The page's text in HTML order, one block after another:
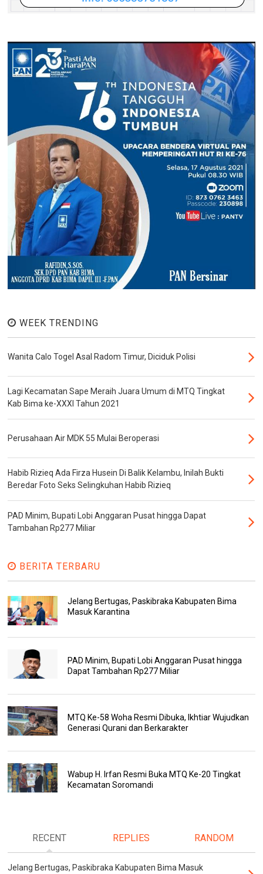
WEEK TRENDING
Wanita Calo Togel Asal Radom Timur, Diciduk Polisi
Lagi Kecamatan Sape Meraih Juara Umum di MTQ Tingkat
Kab Bima ke-XXXI Tahun 2021
Perusahaan Air MDK 55 Mulai Beroperasi
Habib Rizieq Ada Firza Husein Di Balik Kelambu, Inilah Bukti
Beredar Foto Seks Selingkuhan Habib Rizieq
PAD Minim, Bupati Lobi Anggaran Pusat hingga Dapat
Tambahan Rp277 Miliar
BERITA TERBARU
Jelang Bertugas, Paskibraka Kabupaten Bima
Masuk Karantina
PAD Minim, Bupati Lobi Anggaran Pusat hingga
Dapat Tambahan Rp277 Miliar
MTQ Ke-58 Woha Resmi Dibuka, Ikhtiar Wujudkan
Generasi Qurani dan Berkarakter
Wabup H. Irfan Resmi Buka MTQ Ke-20 Tingkat
Kecamatan Soromandi
RECENT REPLIES RANDOM
Jelang Bertugas, Paskibraka Kabupaten Bima Masuk